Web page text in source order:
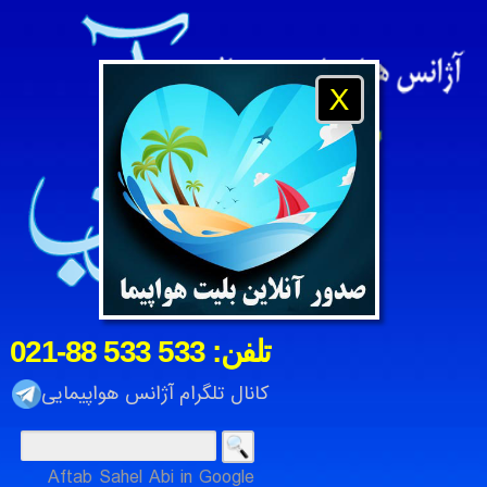
021-88 533 533 :تلفن
کانال تلگرام آژانس هواپیمایی
Aftab Sahel Abi in Google
X